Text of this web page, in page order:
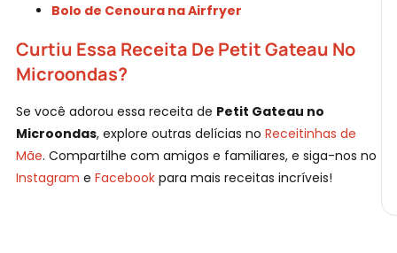
Bolo de Cenoura na Airfryer
Curtiu Essa Receita De Petit Gateau No
Microondas?
Se você adorou essa receita de Petit Gateau no
Microondas, explore outras delícias no Receitinhas de
Mãe. Compartilhe com amigos e familiares, e siga-nos no
Instagram e Facebook para mais receitas incríveis!